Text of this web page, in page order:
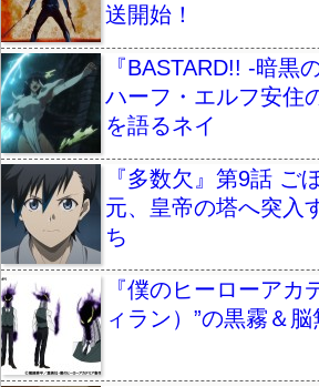
送開始！
『BASTARD!! -暗黒
ハーフ・エルフ安住
を語るネイ
『多数欠』第9話 ご
元、皇帝の塔へ突入
ち
『僕のヒーローアカ
ィラン）”の黒霧＆脳